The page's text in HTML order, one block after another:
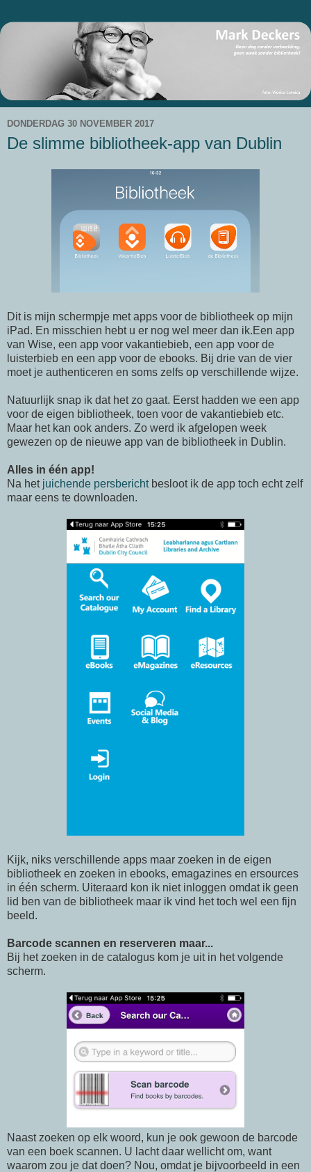
DONDERDAG 30 NOVEMBER 2017
De slimme bibliotheek-app van Dublin
Dit is mijn schermpje met apps voor de bibliotheek op mijn
iPad. En misschien hebt u er nog wel meer dan ik.Een app
van Wise, een app voor vakantiebieb, een app voor de
luisterbieb en een app voor de ebooks. Bij drie van de vier
moet je authenticeren en soms zelfs op verschillende wijze.
Natuurlijk snap ik dat het zo gaat. Eerst hadden we een app
voor de eigen bibliotheek, toen voor de vakantiebieb etc.
Maar het kan ook anders. Zo werd ik afgelopen week
gewezen op de nieuwe app van de bibliotheek in Dublin.
Alles in één app!
Na het juichende persberichtbesloot ik de app toch echt zelf
maar eens te downloaden.
Kijk, niks verschillende apps maar zoeken in de eigen
bibliotheek en zoeken in ebooks, emagazines en ersources
in één scherm. Uiteraard kon ik niet inloggen omdat ik geen
lid ben van de bibliotheek maar ik vind het toch wel een fijn
beeld.
Barcode scannen en reserveren maar...
Bij het zoeken in de catalogus kom je uit in het volgende
scherm.
Naast zoeken op elk woord, kun je ook gewoon de barcode
van een boek scannen. U lacht daar wellicht om, want
waarom zou je dat doen? Nou, omdat je bijvoorbeeld in een